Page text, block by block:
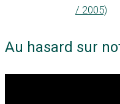
/ 2005)
Au hasard sur